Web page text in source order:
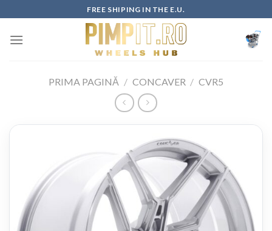
to
content
FREE SHIPING IN THE E.U.
PRIMA PAGINĂ / CONCAVER / CVR5